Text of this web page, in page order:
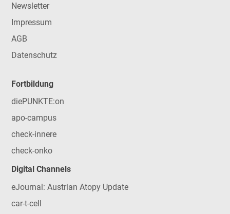
Newsletter
Impressum
AGB
Datenschutz
Fortbildung
diePUNKTE:on
apo-campus
check-innere
check-onko
Digital Channels
eJournal: Austrian Atopy Update
car-t-cell